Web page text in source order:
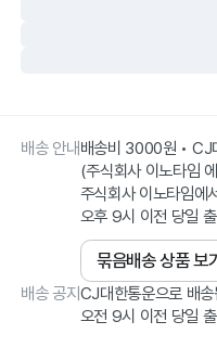
배송 안내배송비 3000원 • CJ
(주식회사 이노타임
주식회사 이노타임에
오후 9시 이전 당일
묶음배송 상품 보기
배송 공지 CJ대한통운으로 배송
오전 9시 이전 당일